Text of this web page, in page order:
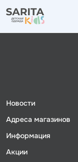
Новости
Адреса магазинов
Информация
Акции